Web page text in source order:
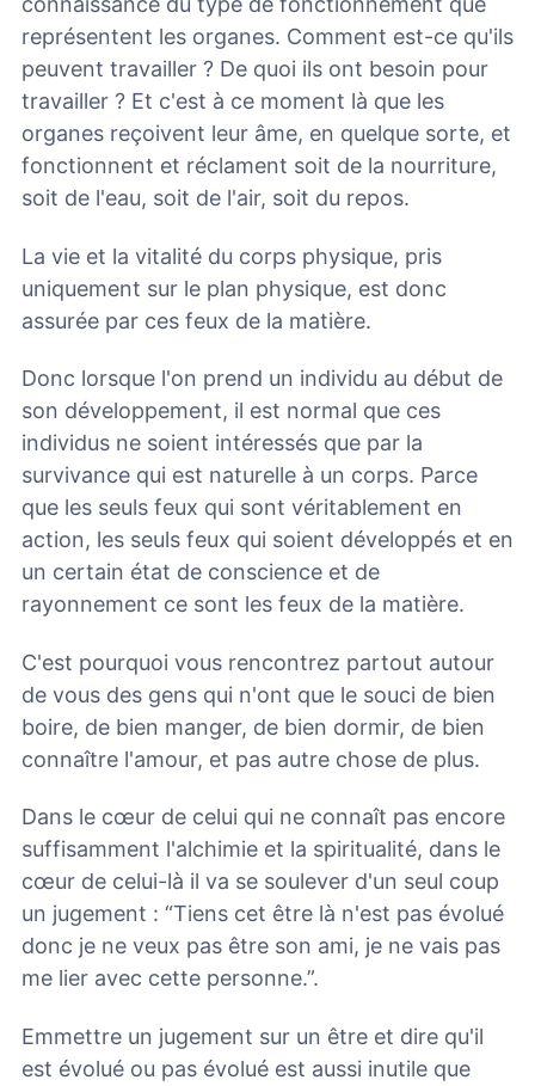
représentent les organes. Comment est-ce qu'ils
peuvent travailler ? De quoi ils ont besoin pour
travailler ? Et c'est à ce moment là que les
organes reçoivent leur âme, en quelque sorte, et
fonctionnent et réclament soit de la nourriture,
soit de l'eau, soit de l'air, soit du repos.
La vie et la vitalité du corps physique, pris
uniquement sur le plan physique, est donc
assurée par ces feux de la matière.
Donc lorsque l'on prend un individu au début de
son développement, il est normal que ces
individus ne soient intéressés que par la
survivance qui est naturelle à un corps. Parce
que les seuls feux qui sont véritablement en
action, les seuls feux qui soient développés et en
un certain état de conscience et de
rayonnement ce sont les feux de la matière.
C'est pourquoi vous rencontrez partout autour
de vous des gens qui n'ont que le souci de bien
boire, de bien manger, de bien dormir, de bien
connaître l'amour, et pas autre chose de plus.
Dans le cœur de celui qui ne connaît pas encore
suffisamment l'alchimie et la spiritualité, dans le
cœur de celui-là il va se soulever d'un seul coup
un jugement : “Tiens cet être là n'est pas évolué
donc je ne veux pas être son ami, je ne vais pas
me lier avec cette personne.”.
Emmettre un jugement sur un être et dire qu'il
est évolué ou pas évolué est aussi inutile que